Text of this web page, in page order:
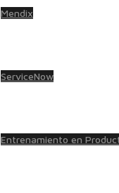
Mendix
ServiceNow
Entrenamiento en